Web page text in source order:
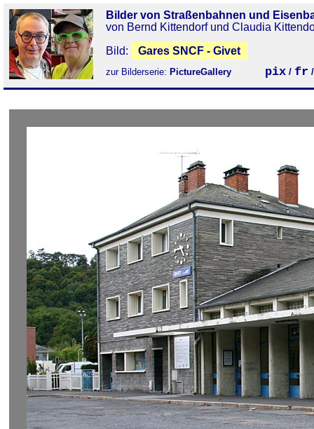
Bilder von Straßenbahnen und
von Bernd Kittendorf und Claudia
Bild:
Gares SNCF - Givet
zur Bilderserie: PictureGallery pix / fr